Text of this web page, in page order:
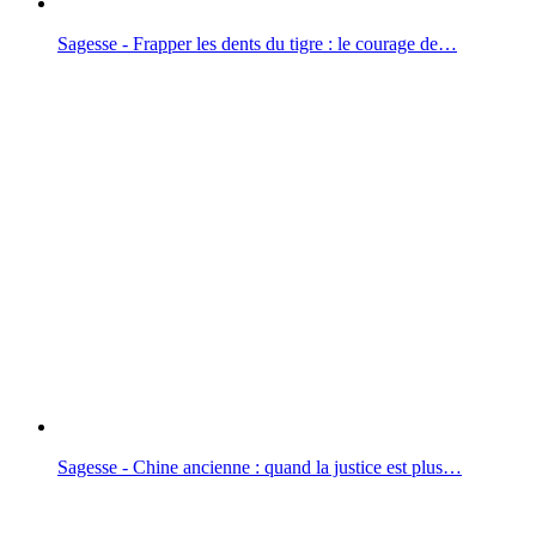
Sagesse - Frapper les dents du tigre : le courage de…
Sagesse - Chine ancienne : quand la justice est plus…